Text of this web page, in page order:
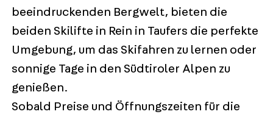
beeindruckenden Bergwelt, bieten die
beiden Skilifte in Rein in Taufers die perfekte
Umgebung, um das Skifahren zu lernen oder
sonnige Tage in den Südtiroler Alpen zu
genießen.
Sobald Preise und Öffnungszeiten für die